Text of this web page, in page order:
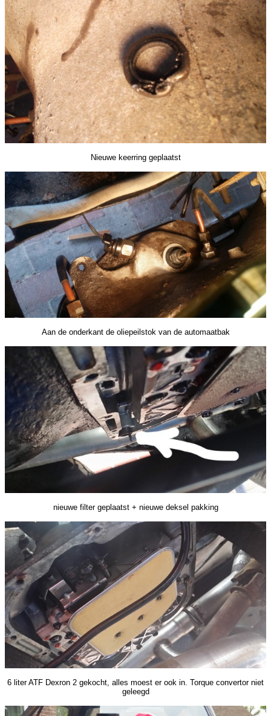
Nieuwe keerring geplaatst
Aan de onderkant de oliepeilstok van de automaatbak
nieuwe filter geplaatst + nieuwe deksel pakking
6 liter ATF Dexron 2 gekocht, alles moest er ook in. Torque convertor niet
geleegd